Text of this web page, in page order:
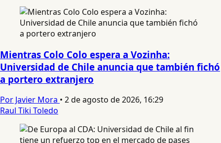
Mientras Colo Colo espera a Vozinha:
Universidad de Chile anuncia que también fichó
a portero extranjero
Por Javier Mora • 2 de agosto de 2026, 16:29
Raul Tiki Toledo